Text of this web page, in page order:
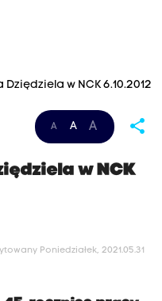
w NCK 6.10.2012
A A A share
w NCK
Poniedziałek, 2021.05.31